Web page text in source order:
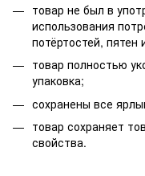
товар не был в
использования
потёртостей, пятен
товар полностью
упаковка;
сохранены все
товар сохраняет
свойства.